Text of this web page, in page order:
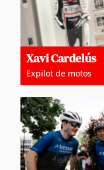
Xavi Cardelús
Expilot de motos